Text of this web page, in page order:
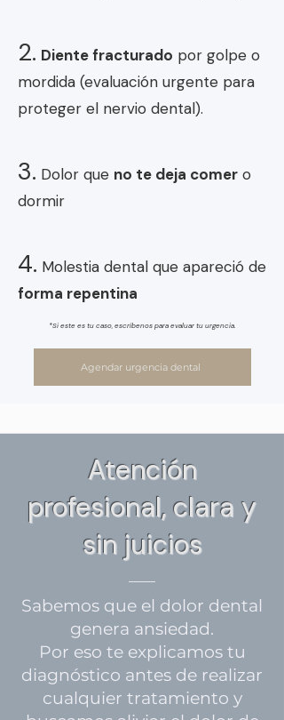
2. Diente fracturado por golpe o
mordida (evaluación urgente para
proteger el nervio dental).
3. Dolor que no te deja comer o
dormir
4. Molestia dental que apareció de
forma repentina
*Si este es tu caso, escríbenos para evaluar tu urgencia.
Agendar urgencia dental
Atención
profesional, clara y
sin juicios
Sabemos que el dolor dental
genera ansiedad.
Por eso te explicamos tu
diagnóstico antes de realizar
cualquier tratamiento y